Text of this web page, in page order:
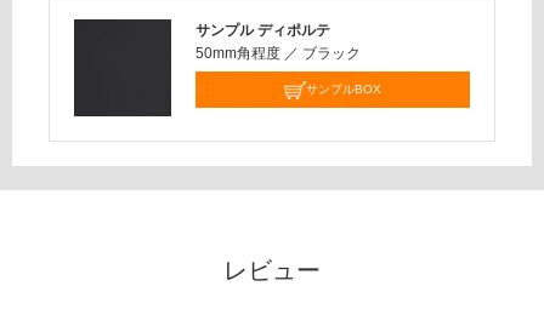
サンプル ディポルテ
50mm角程度 ／ ブラック
サンプルBOX
レビュー